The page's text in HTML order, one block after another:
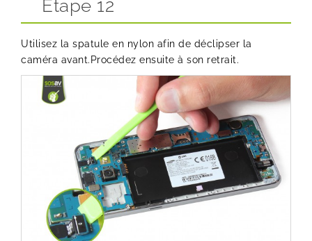
Etape 12
Utilisez la spatule en nylon afin de déclipser la
caméra avant.Procédez ensuite à son retrait.